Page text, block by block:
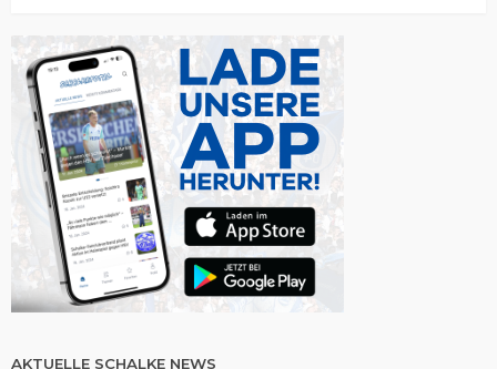
AKTUELLE SCHALKE NEWS